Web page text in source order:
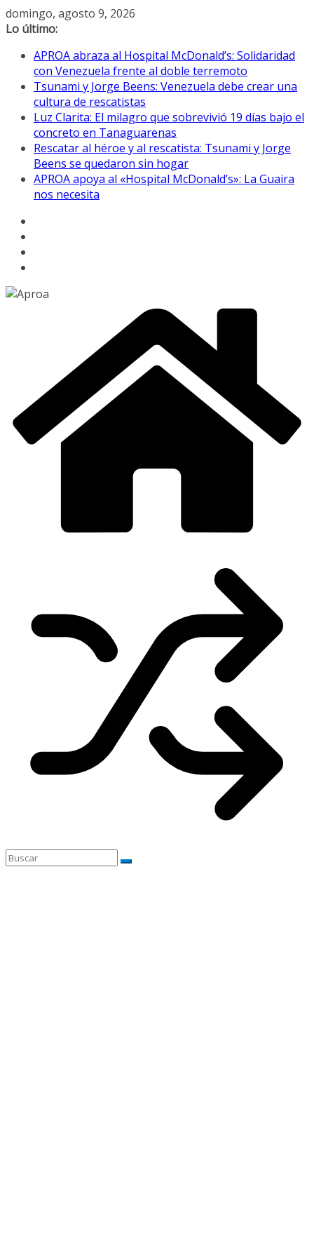
Saltar
al
domingo, agosto 9, 2026
Lo último:
APROA abraza al Hospital McDonald’s: Solidaridad
con Venezuela frente al doble terremoto
Tsunami y Jorge Beens: Venezuela debe crear una
cultura de rescatistas
Luz Clarita: El milagro que sobrevivió 19 días bajo el
concreto en Tanaguarenas
Rescatar al héroe y al rescatista: Tsunami y Jorge
Beens se quedaron sin hogar
APROA apoya al «Hospital McDonald’s»: La Guaira
nos necesita